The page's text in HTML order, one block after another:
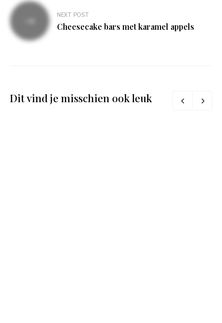
NEXT POST
Cheesecake bars met karamel appels
Dit vind je misschien ook leuk